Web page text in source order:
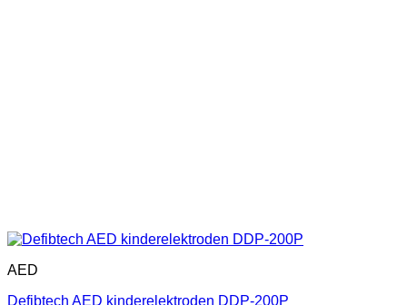
AED
Defibtech AED kinderelektroden DDP-200P